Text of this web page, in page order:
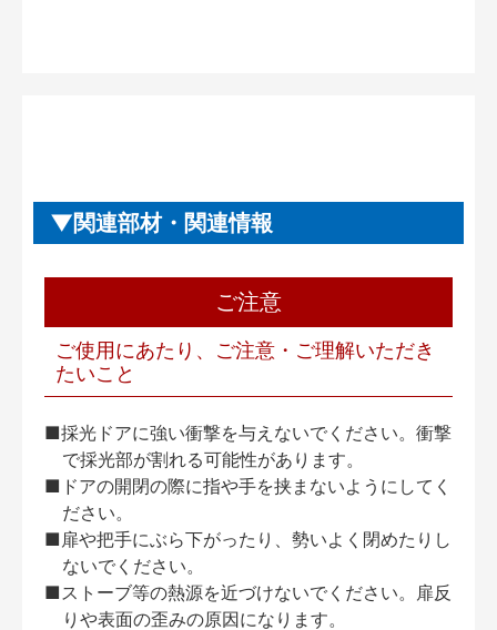
関連部材・関連情報
ご注意
ご使用にあたり、ご注意・ご理解いただき
たいこと
■採光ドアに強い衝撃を与えないでください。衝撃
で採光部が割れる可能性があります。
■ドアの開閉の際に指や手を挟まないようにしてく
ださい。
■扉や把手にぶら下がったり、勢いよく閉めたりし
ないでください。
■ストーブ等の熱源を近づけないでください。扉反
りや表面の歪みの原因になります。